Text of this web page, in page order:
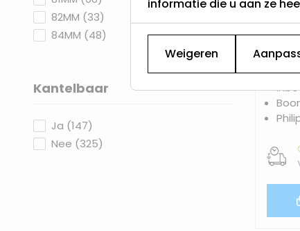
82MM (33products available
)
84MM (48products available
)
Lees meer+
Kantelbaar
Ja (147products available
)
Nee (325products available
)
3
informatie die u aan ze
Weigeren